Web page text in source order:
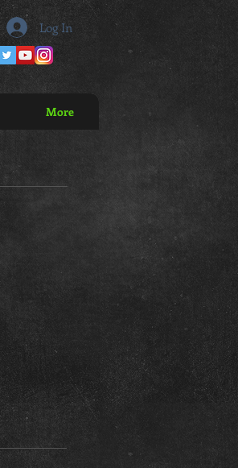
More
Log In